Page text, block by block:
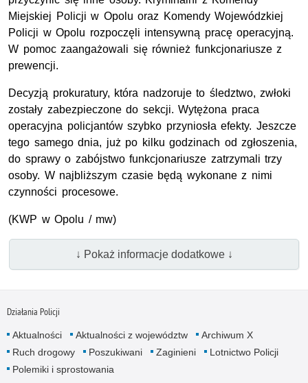
Miejskiej Policji w Opolu oraz Komendy Wojewódzkiej
Policji w Opolu rozpoczęli intensywną pracę operacyjną.
W pomoc zaangażowali się również funkcjonariusze z
prewencji.
Decyzją prokuratury, która nadzoruje to śledztwo, zwłoki
zostały zabezpieczone do sekcji. Wytężona praca
operacyjna policjantów szybko przyniosła efekty. Jeszcze
tego samego dnia, już po kilku godzinach od zgłoszenia,
do sprawy o zabójstwo funkcjonariusze zatrzymali trzy
osoby. W najbliższym czasie będą wykonane z nimi
czynności procesowe.
(KWP w Opolu / mw)
↓ Pokaż informacje dodatkowe ↓
Działania Policji
Aktualności Aktualności z województw
Archiwum X
Ruch drogowy
Poszukiwani Zaginieni
Lotnictwo Policji
Polemiki i sprostowania